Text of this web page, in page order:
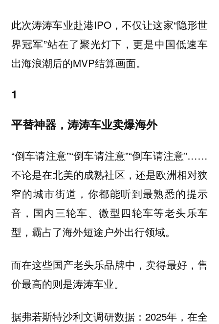
此次涛涛车业赴港IPO，不仅让这家“隐形世
界冠军”站在了聚光灯下，更是中国低速车
出海浪潮后的MVP结算画面。
1
平替神器，涛涛车业卖爆海外
“倒车请注意”“倒车请注意”“倒车请注意”……
不论是在北美的成熟社区，还是欧洲相对狭
窄的城市街道，你都能听到最熟悉的提示
音，国内三轮车、微型四轮车等老头乐车
型，霸占了海外短途户外出行领域。
而在这些国产老头乐品牌中，卖得最好，售
价最高的则是涛涛车业。
据弗若斯特沙利文调研数据：2025年，在全